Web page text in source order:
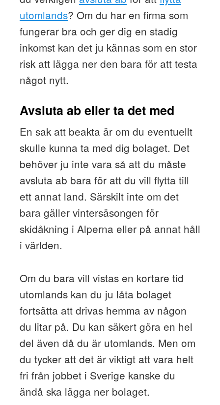
utomlands? Om du har en firma som
fungerar bra och ger dig en stadig
inkomst kan det ju kännas som en stor
risk att lägga ner den bara för att testa
något nytt.
Avsluta ab eller ta det med
En sak att beakta är om du eventuellt
skulle kunna ta med dig bolaget. Det
behöver ju inte vara så att du måste
avsluta ab bara för att du vill flytta till
ett annat land. Särskilt inte om det
bara gäller vintersäsongen för
skidåkning i Alperna eller på annat håll
i världen.
Om du bara vill vistas en kortare tid
utomlands kan du ju låta bolaget
fortsätta att drivas hemma av någon
du litar på. Du kan säkert göra en hel
del även då du är utomlands. Men om
du tycker att det är viktigt att vara helt
fri från jobbet i Sverige kanske du
ändå ska lägga ner bolaget.